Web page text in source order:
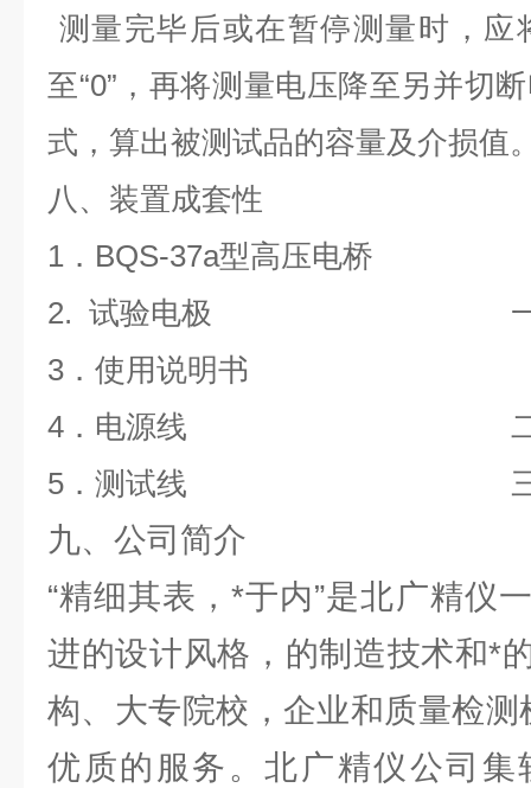
测量完毕后或在暂停测量时，应
至“0”，再将测量电压降至另并切
式，算出被测试品的容量及介损值
八、装置成套性
1 ．BQS-37a型高压电
2. 试验电极 一
3 ．使用说明书
4 ．电源线 二
5 ．测试线 三
九、公司简介
“精细其表，*于内”是北广精仪
进的设计风格，的制造技术和*
构、大专院校，企业和质量检
优质的服务。北广精仪公司集